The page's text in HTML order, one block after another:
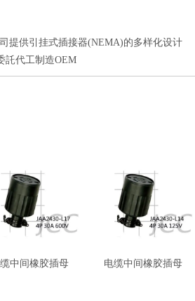
提供引挂式插接器(NEMA)的多样化设计
託代工制造OEM
中间橡胶插母 电缆中间橡胶插母